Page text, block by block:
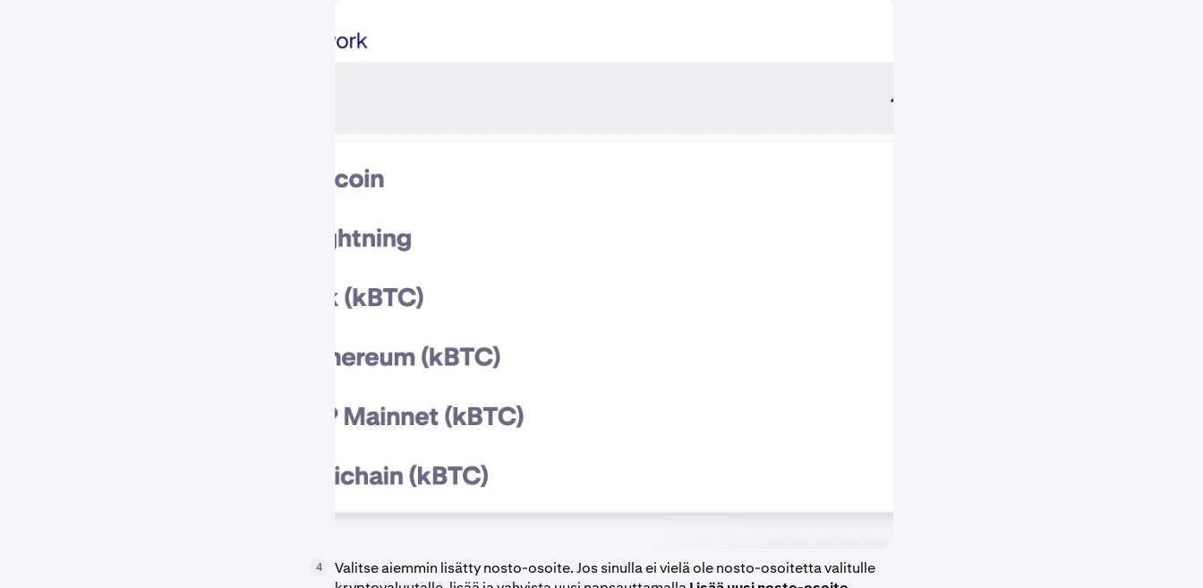
4
Valitse aiemmin lisätty nosto-osoite. Jos sinulla ei vielä ole nosto-osoitetta valitulle